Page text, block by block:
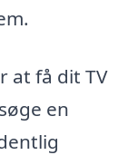
at få dit TV
en